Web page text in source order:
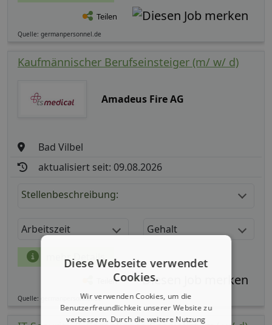
Teilen
Quelle: germanpersonnel.de
Kaufmännischer Berufseinsteiger (m/ w/ d)
Amadeus Fire AG
Bad Vilbel
aktualisiert seit: 09.08.2026
Stellenbeschreibung:
Arbeitszeit Gehalt
mehr Details
Teilen
Quelle: germanpersonnel.de
Diese Webseite verwendet
Cookies.
Wir verwenden Cookies, um die
Benutzerfreundlichkeit unserer Website zu
verbessern. Durch die weitere Nutzung